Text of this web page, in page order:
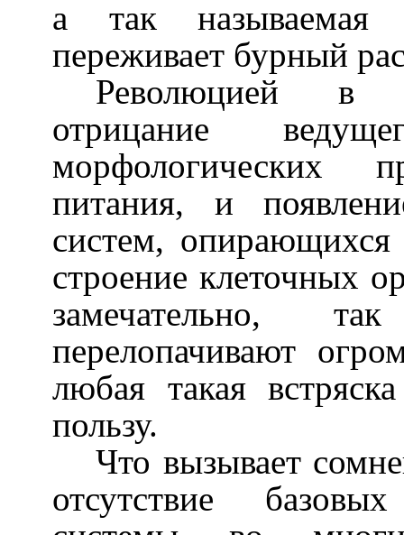
а так называемая
переживает бурный
Революцией в
отрицание
морфологических
питания, и
систем,
строение клеточных
замечательно,
перелопачивают
любая такая
пользу.
Что вызывает
отсутствие